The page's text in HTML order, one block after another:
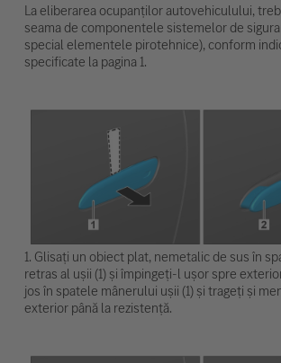
La eliberarea ocupanților autovehiculului,
seama de componentele sistemelor de
special elementele pirotehnice), conform
specificate la pagina 1.
1. Glisați un obiect plat, nemetalic de sus în
retras al ușii (1) și împingeți-l ușor spre
jos în spatele mânerului ușii (1) și trageți și
exterior până la rezistență.